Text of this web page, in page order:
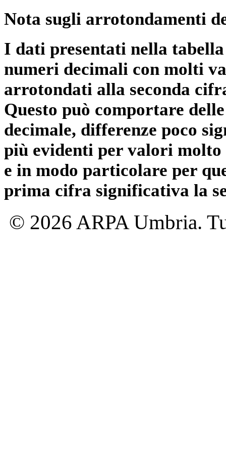
Nota sugli arrotondamenti
I dati presentati nella
numeri decimali con molti
arrotondati alla seconda
Questo può comportare
decimale, differenze poco
più evidenti per valori
e in modo particolare per
prima cifra significativa la
© 2026 ARPA Umbria.